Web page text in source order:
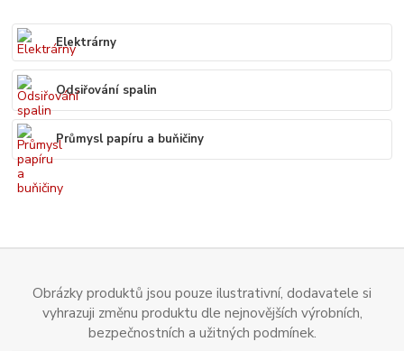
Elektrárny
Odsiřování spalin
Průmysl papíru a buňičiny
Obrázky produktů jsou pouze ilustrativní, dodavatele si
vyhrazuji změnu produktu dle nejnovějších výrobních,
bezpečnostních a užitných podmínek.